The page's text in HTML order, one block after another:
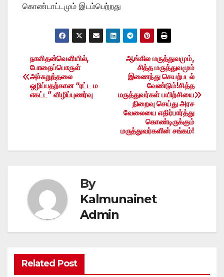
கொண்டாட்டமும் இடம்பெற்றது
Post
navigation
ஆங்கில மருத்துவமும்,
சித்த மருத்துவமும்
இணைந்து செயற்படல்
வேண்டும்!சித்த
மருத்துவர்கள் பயிற்சியை
நிறைவு செய்து அரச
வேலையை எதிர்பார்த்து
கொண்டிருக்கும்
மருத்துவர்களின் சங்கம்!
நாவிதன்வெளியில்,
போதைப்பொருள்
அச்சுறுத்தலை
ஒழிப்பதற்கான “ரட்ட ம
எகட்ட” விழிப்புணர்வு
By
Kalmunainet
Admin
Related Post